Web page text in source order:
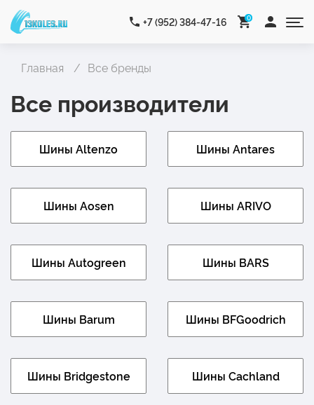
+7 (952) 384-47-16 0
Главная Все бренды
Все производители
Шины Altenzo Шины Antares
Шины Aosen Шины ARIVO
Шины Autogreen Шины BARS
Шины Barum Шины BFGoodrich
Шины Bridgestone Шины Cachland